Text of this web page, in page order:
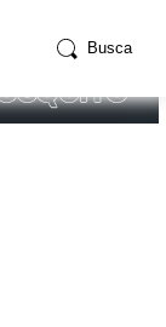
Busca